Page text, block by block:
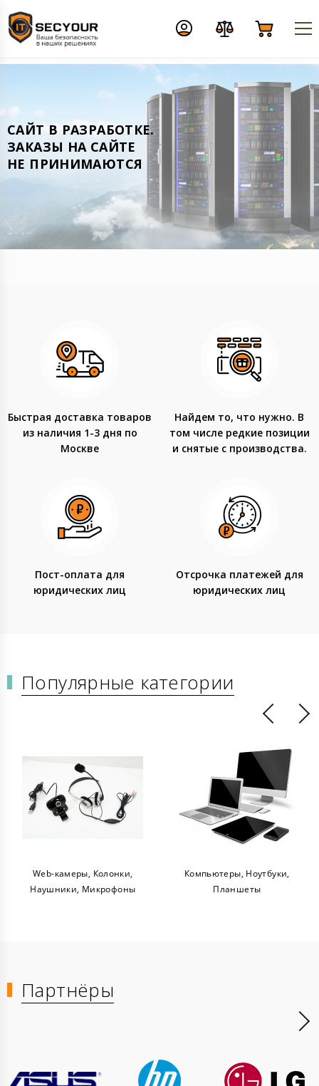
CАЙТ В РАЗРАБОТКЕ.
ЗАКАЗЫ НА САЙТЕ
НЕ ПРИНИМАЮТСЯ
Быстрая доставка товаров
из наличия 1-3 дня по
Москве
Найдем то, что нужно. В
том числе редкие позиции
и снятые с производства.
Пост-оплата для
юридических лиц
Отсрочка платежей для
юридических лиц
Популярные категории
Web-камеры, Колонки,
Наушники, Микрофоны
Компьютеры, Ноутбуки,
Планшеты
Партнёры